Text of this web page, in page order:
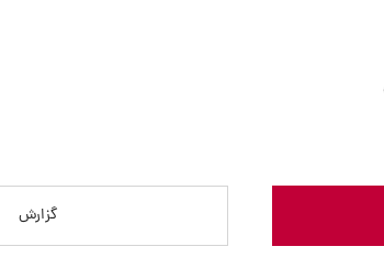
گزارش